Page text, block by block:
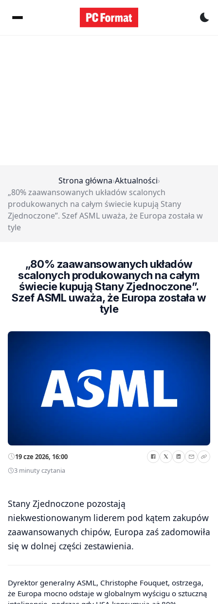
Strona główna›Aktualności›
„80% zaawansowanych układów scalonych
produkowanych na całym świecie kupują Stany
Zjednoczone”. Szef ASML uważa, że Europa została w
tyle
„80% zaawansowanych układów
scalonych produkowanych na całym
świecie kupują Stany Zjednoczone”.
Szef ASML uważa, że Europa została w
tyle
19 cze 2026, 16:00
3 minuty czytania
Stany Zjednoczone pozostają
niekwestionowanym liderem pod kątem zakupów
zaawansowanych chipów, Europa zaś zadomowiła
się w dolnej części zestawienia.
Dyrektor generalny ASML, Christophe Fouquet, ostrzega,
że Europa mocno odstaje w globalnym wyścigu o sztuczną